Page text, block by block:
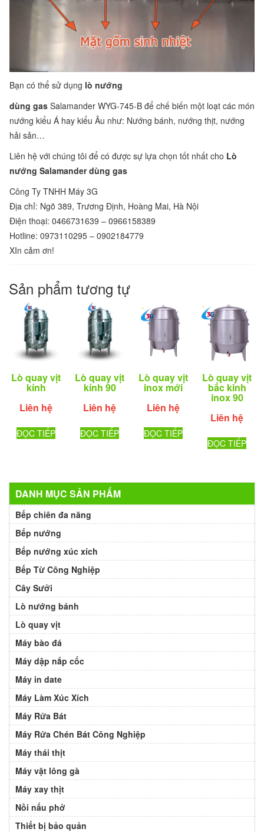
Bạn có thể sử dụng lò nướng
dùng gas Salamander WYG-745-B để chế biến một loạt các món
nướng kiểu Á hay kiểu Âu như: Nướng bánh, nướng thịt, nướng
hải sản…
Liên hệ với chúng tôi để có được sự lựa chọn tốt nhất cho Lò
nướng Salamander dùng gas
Công Ty TNHH Máy 3G
Địa chỉ: Ngõ 389, Trương Định, Hoàng Mai, Hà Nội
Điện thoại: 0466731639 – 0966158389
Hotline: 0973110295 – 0902184779
XIn cảm ơn!
Sản phẩm tương tự
Lò quay vịt
kính
Liên hệ
ĐỌC TIẾP
Lò quay vịt
kính 90
Liên hệ
ĐỌC TIẾP
Lò quay vịt
inox mới
Liên hệ
ĐỌC TIẾP
Lò quay vịt
bắc kinh
inox 90
Liên hệ
ĐỌC TIẾP
DANH MỤC SẢN PHẨM
Bếp chiên đa năng
Bếp nướng
Bếp nướng xúc xích
Bếp Từ Công Nghiệp
Cây Sưởi
Lò nướng bánh
Lò quay vịt
Máy bào đá
Máy dập nắp cốc
Máy in date
Máy Làm Xúc Xích
Máy Rửa Bát
Máy Rửa Chén Bát Công Nghiệp
Máy thái thịt
Máy vặt lông gà
Máy xay thịt
Nồi nấu phở
Thiết bị bảo quản